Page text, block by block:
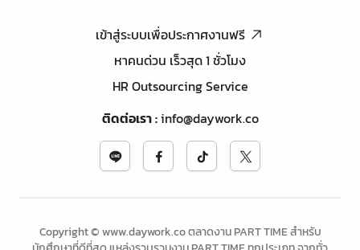
เข้าสู่ระบบเพื่อประกาศงานฟรี
หาคนด่วน เร็วสุด 1 ชั่วโมง
HR Outsourcing Service
ติดต่อเรา:info@daywork.co
Copyright © www.daywork.co ตลาดงาน PART TIME สำหรับ